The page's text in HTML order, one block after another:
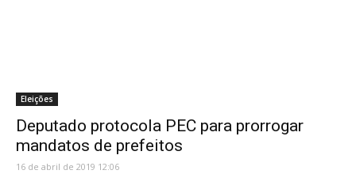
Eleições
Deputado protocola PEC para prorrogar
mandatos de prefeitos
16 de abril de 2019 12:06